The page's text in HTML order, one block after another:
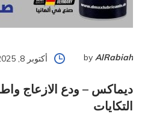
by AlRabiah أكتوبر 8, 2025
ديماكس – ودع الازعاج
التكايات